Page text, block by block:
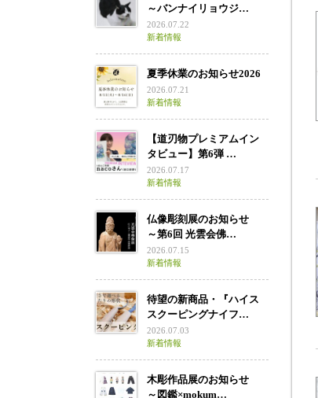
～バンナイリョウジ…
2026.07.22
新着情報
夏季休業のお知らせ2026
2026.07.21
新着情報
【道刃物プレミアムイン
タビュー】第6弾 …
2026.07.17
新着情報
仏像彫刻展のお知らせ
～第6回 光雲会佛…
2026.07.15
新着情報
待望の新商品・『ハイス
スクーピングナイフ…
2026.07.03
新着情報
木彫作品展のお知らせ
～図鑑×mokum…